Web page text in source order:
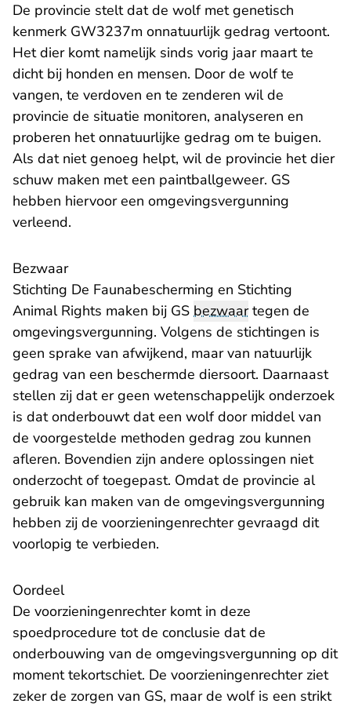
De provincie stelt dat de wolf met genetisch
kenmerk GW3237m onnatuurlijk gedrag vertoont.
Het dier komt namelijk sinds vorig jaar maart te
dicht bij honden en mensen. Door de wolf te
vangen, te verdoven en te zenderen wil de
provincie de situatie monitoren, analyseren en
proberen het onnatuurlijke gedrag om te buigen.
Als dat niet genoeg helpt, wil de provincie het dier
schuw maken met een paintballgeweer. GS
hebben hiervoor een omgevingsvergunning
verleend.
Bezwaar
Stichting De Faunabescherming en Stichting
Animal Rights maken bij GS bezwaartegen de
omgevingsvergunning. Volgens de stichtingen is
geen sprake van afwijkend, maar van natuurlijk
gedrag van een beschermde diersoort. Daarnaast
stellen zij dat er geen wetenschappelijk onderzoek
is dat onderbouwt dat een wolf door middel van
de voorgestelde methoden gedrag zou kunnen
afleren. Bovendien zijn andere oplossingen niet
onderzocht of toegepast. Omdat de provincie al
gebruik kan maken van de omgevingsvergunning
hebben zij de voorzieningenrechter gevraagd dit
voorlopig te verbieden.
Oordeel
De voorzieningenrechter komt in deze
spoedprocedure tot de conclusie dat de
onderbouwing van de omgevingsvergunning op dit
moment tekortschiet. De voorzieningenrechter ziet
zeker de zorgen van GS, maar de wolf is een strikt